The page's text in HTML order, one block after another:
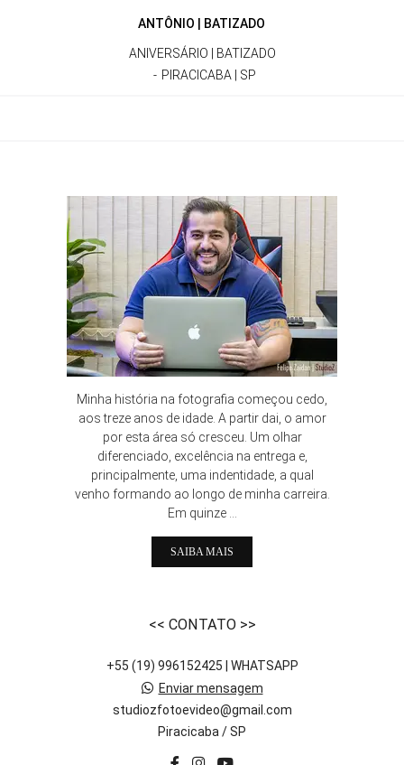
ANTÔNIO | BATIZADO
ANIVERSÁRIO | BATIZADO
PIRACICABA | SP
Minha história na fotografia começou cedo,
aos treze anos de idade. A partir dai, o amor
por esta área só cresceu. Um olhar
diferenciado, excelência na entrega e,
principalmente, uma indentidade, a qual
venho formando ao longo de minha carreira.
Em quinze ...
SAIBA MAIS
<< CONTATO >>
+55 (19) 996152425 | WHATSAPP
Enviar mensagem
studiozfotoevideo@gmail.com
Piracicaba / SP